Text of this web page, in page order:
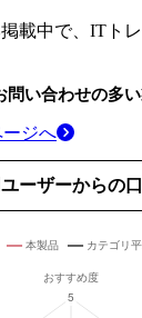
載中で、ITト
問い合わせの多
ージへ
ーザーからの